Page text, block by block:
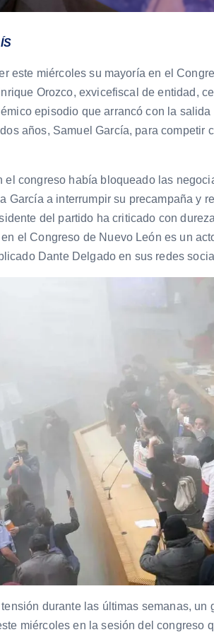
este miércoles su mayoría en el
Orozco, exvicefiscal de entidad,
episodio que arrancó con la
años, Samuel García, para competir
el congreso había bloqueado las
García a interrumpir su precampaña y
del partido ha criticado con
el Congreso de Nuevo León es un
Dante Delgado en sus redes
durante las últimas semanas, un
miércoles en la sesión del congreso